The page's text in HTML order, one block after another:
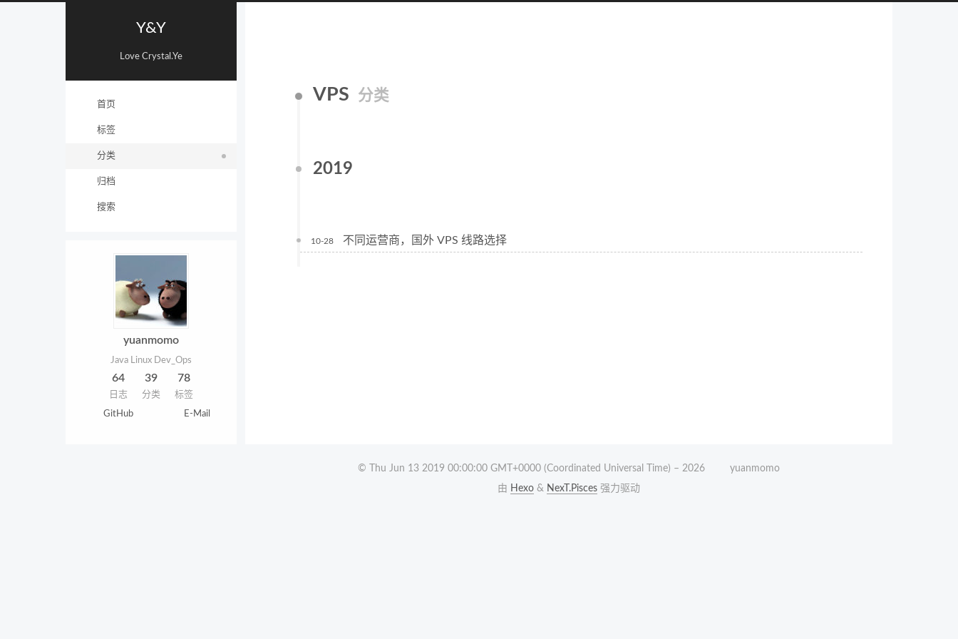
Y&Y
Love Crystal.Ye
首页
标签
分类
归档
搜索
yuanmomo
Java Linux Dev_Ops
64
日志
39
分类
78
标签
GitHub E-Mail
VPS 分类
2019
10-28 不同运营商，国外 VPS 线路选择
© Thu Jun 13 2019 00:00:00 GMT+0000 (Coordinated Universal Time) – 2026
yuanmomo
由 Hexo & NexT.Pisces 强力驱动